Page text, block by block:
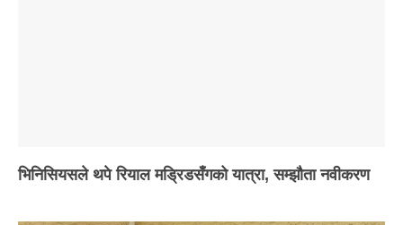
भिनिसियसले थपे रियाल मड्रिडसँगको यात्रा, सम्झौता नवीकरण